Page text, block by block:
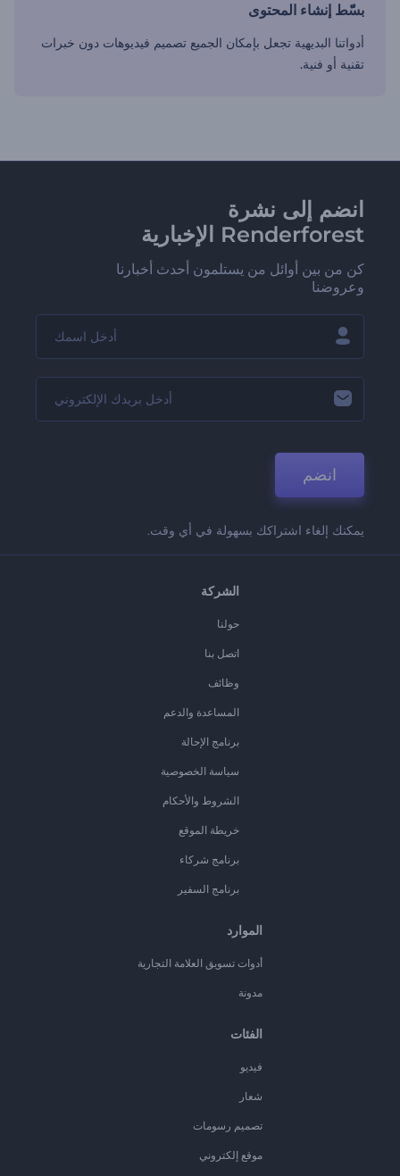
بسّّط إنشاء المحتوى
أدواتنا البديهية تجعل بإمكان الجميع تصميم فيديوهات دون خبرات
تقنية أو فنية.
انضم إلى نشرة
Renderforest الإخبارية
كن من بين أوائل من يستلمون أحدث أخبارنا
وعروضنا
انضم
يمكنك إلغاء اشتراكك بسهولة في أي وقت.
الشركة
حولنا
اتصل بنا
وظائف
المساعدة والدعم
برنامج الإحالة
سياسة الخصوصية
الشروط والأحكام
خريطة الموقع
برنامج شركاء
برنامج السفير
الموارد
أدوات تسويق العلامة التجارية
مدونة
الفئات
فيديو
شعار
تصميم رسومات
موقع إلكتروني